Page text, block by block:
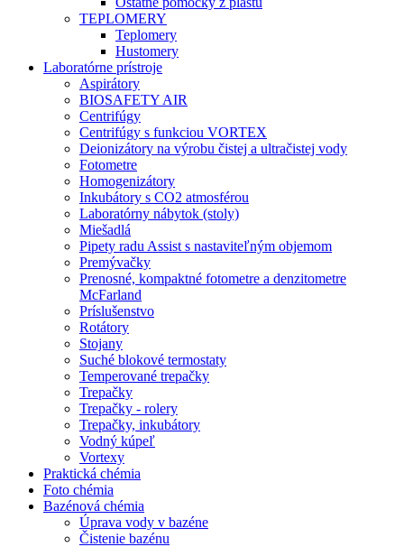
TEPLOMERY
Teplomery
Hustomery
Laboratórne prístroje
Aspirátory
BIOSAFETY AIR
Centrifúgy
Centrifúgy s funkciou VORTEX
Deionizátory na výrobu čistej a ultračistej vody
Fotometre
Homogenizátory
Inkubátory s CO2 atmosférou
Laboratórny nábytok (stoly)
Miešadlá
Pipety radu Assist s nastaviteľným objemom
Premývačky
Prenosné, kompaktné fotometre a denzitometre
McFarland
Príslušenstvo
Rotátory
Stojany
Suché blokové termostaty
Temperované trepačky
Trepačky
Trepačky - rolery
Trepačky, inkubátory
Vodný kúpeľ
Vortexy
Praktická chémia
Foto chémia
Bazénová chémia
Úprava vody v bazéne
Čistenie bazénu